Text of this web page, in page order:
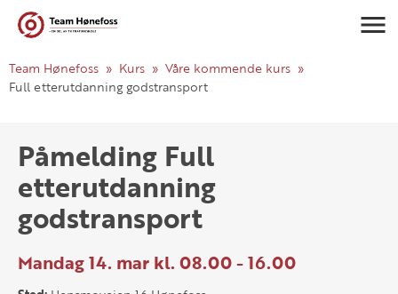
Team Hønefoss Kurs
Våre kommende kurs
Full etterutdanning godstransport
Påmelding Full
etterutdanning
godstransport
Mandag 14. mar kl. 08.00 - 16.00